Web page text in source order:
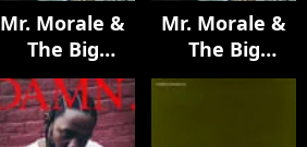
Mr. Morale &
The Big
Steppers
Mr. Morale &
The Big
Steppers